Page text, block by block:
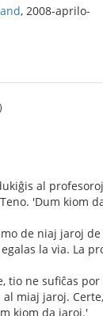
, 2008-aprilo-
)
al profesoroj
'Dum kiom
de niaj jaroj
la via. La
tio ne sufiĉas
miaj jaroj.
kiom da jaroj.'